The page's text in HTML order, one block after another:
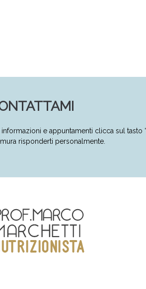
informazioni e appuntamenti clicca sul tasto
risponderti personalmente.